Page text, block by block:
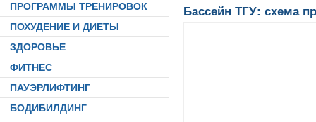
ПРОГРАММЫ ТРЕНИРОВОК
ПОХУДЕНИЕ И ДИЕТЫ
ЗДОРОВЬЕ
ФИТНЕС
ПАУЭРЛИФТИНГ
БОДИБИЛДИНГ
Бассейн ТГУ: схема